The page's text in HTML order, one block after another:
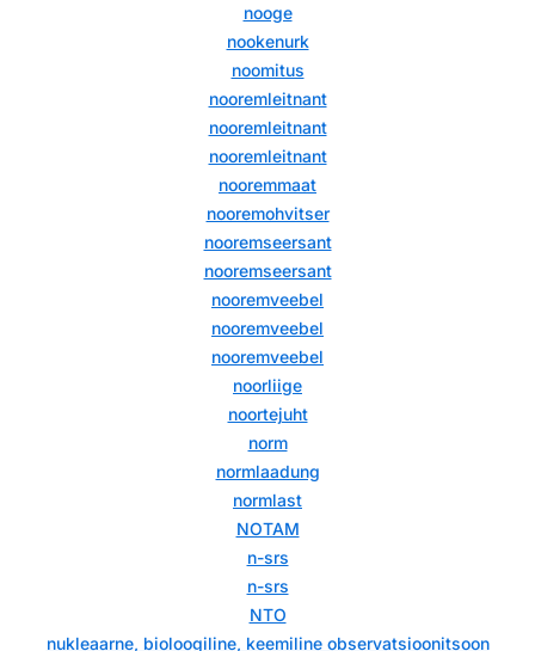
nooge
nookenurk
noomitus
nooremleitnant
nooremleitnant
nooremleitnant
nooremmaat
nooremohvitser
nooremseersant
nooremseersant
nooremveebel
nooremveebel
nooremveebel
noorliige
noortejuht
norm
normlaadung
normlast
NOTAM
n-srs
n-srs
NTO
nukleaarne, bioloogiline, keemiline observatsioonitsoon